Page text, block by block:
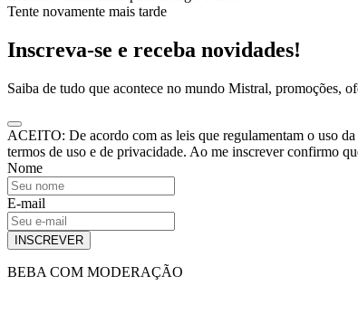
Tente novamente mais tarde
Inscreva-se e receba novidades!
Saiba de tudo que acontece no mundo Mistral, promoções,
ACEITO: De acordo com as leis que regulamentam o uso
termos de uso e de privacidade. Ao me inscrever confirmo
Nome
E-mail
INSCREVER
BEBA COM MODERAÇÃO